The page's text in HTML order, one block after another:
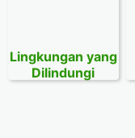
Lingkungan yang
Dilindungi